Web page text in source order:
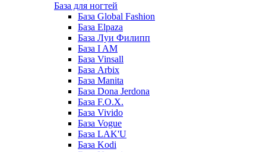
База для ногтей
База Global Fashion
База Elpaza
База Луи Филипп
База I AM
База Vinsall
База Arbix
База Manita
База Dona Jerdona
База F.O.X.
База Vivido
База Vogue
База LAK'U
База Kodi